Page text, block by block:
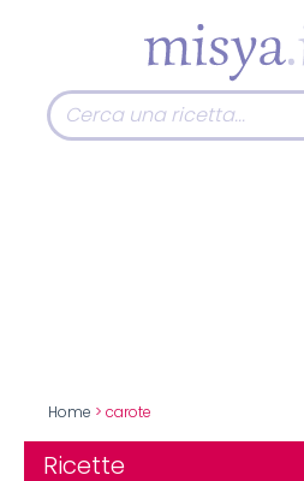
Home > carote
Ricette